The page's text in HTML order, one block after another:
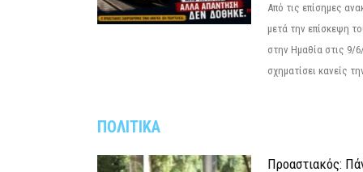
Από τις επίσημες
μετά την επίσκεψη
στην Ημαθία στις 9/
σχηματίσει κανείς
ΠΟΛΙΤΙΚΑ
Προαστιακός: